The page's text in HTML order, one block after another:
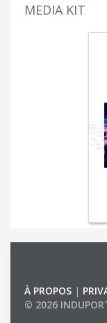
MEDIA KIT
À PROPOS |
© 2026